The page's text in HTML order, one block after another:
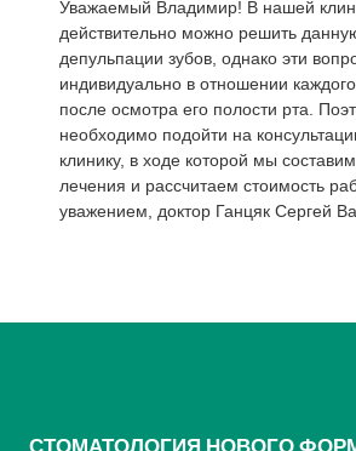
Уважаемый Владимир! В нашей
действительно можно решить
депульпации зубов, однако эти
индивидуально в отношении
после осмотра его полости рта.
необходимо подойти на
клинику, в ходе которой мы
лечения и рассчитаем стоимость
уважением, доктор Ганцяк Сергей